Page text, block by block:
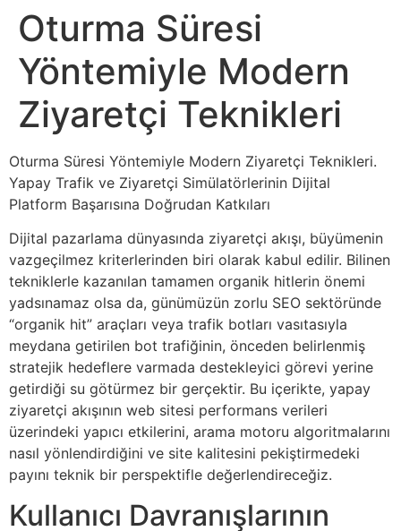
Oturma Süresi
Yöntemiyle Modern
Ziyaretçi Teknikleri
Oturma Süresi Yöntemiyle Modern Ziyaretçi Teknikleri.
Yapay Trafik ve Ziyaretçi Simülatörlerinin Dijital
Platform Başarısına Doğrudan Katkıları
Dijital pazarlama dünyasında ziyaretçi akışı, büyümenin
vazgeçilmez kriterlerinden biri olarak kabul edilir. Bilinen
tekniklerle kazanılan tamamen organik hitlerin önemi
yadsınamaz olsa da, günümüzün zorlu SEO sektöründe
“organik hit” araçları veya trafik botları vasıtasıyla
meydana getirilen bot trafiğinin, önceden belirlenmiş
stratejik hedeflere varmada destekleyici görevi yerine
getirdiği su götürmez bir gerçektir. Bu içerikte, yapay
ziyaretçi akışının web sitesi performans verileri
üzerindeki yapıcı etkilerini, arama motoru algoritmalarını
nasıl yönlendirdiğini ve site kalitesini pekiştirmedeki
payını teknik bir perspektifle değerlendireceğiz.
Kullanıcı Davranışlarının